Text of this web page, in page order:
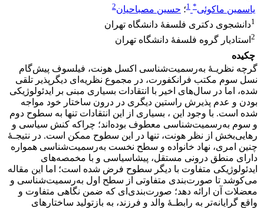
یاسمین ماکوئی*
1؛ حسین مصباحیان2
1دانشجوی دکتری فلسفۀ دانشگاه تهران
2 استادیار گروه فلسفۀ دانشگاه تهران
چکیده
گرچه نظریـۀ به‌رسمیت‌‌شناسی اکسل هونت، فیلسوف پیش‌گام
نسل سوم مکتب فرانکفورت، در مجموع نظریه‌ای دیگرپذیر تلقی
شده، اما در سال‌های اخیر با انتقادات بسیاری مبنی بر ایدئولوژیکی
بودن و عدم پذیرش راستین دیگری در درون ساختار خود مواجه
شده است. با وجود این ، بسیاری از این انتقادات تنها به سطوح دوم
و سوم به‌رسمیت‌‌شناسی معطوف بوده‌اند؛ چراکه کنش سیاسی و
رهایی‌بخش از نظر هونت، تنها در این سطوح ممکن است. در نتیجـۀ
چنین امری، نهاد خانواده و سطح نخست به‌رسمیت‌‌شناسی همواره
دارای منطق درونی مستقل، پیشاسیاسی و با مخمصه‌های
ایدئولوژیکی متفاوت با دیگر سطوح فرض شده است؛ اما این مقاله
می‌کوشد تا صورت‌بندی متفاوتی از سطح اول به‌رسمیت‌شناسی و
معضلات آن ارائه دهد؛ صورت‌بندی‌ای که ضمن نگاهی متفاوت و
واقع‌ گرایانه‌‌تر به رابطـۀ والد و فرزند، به بازتولید ساختارهای